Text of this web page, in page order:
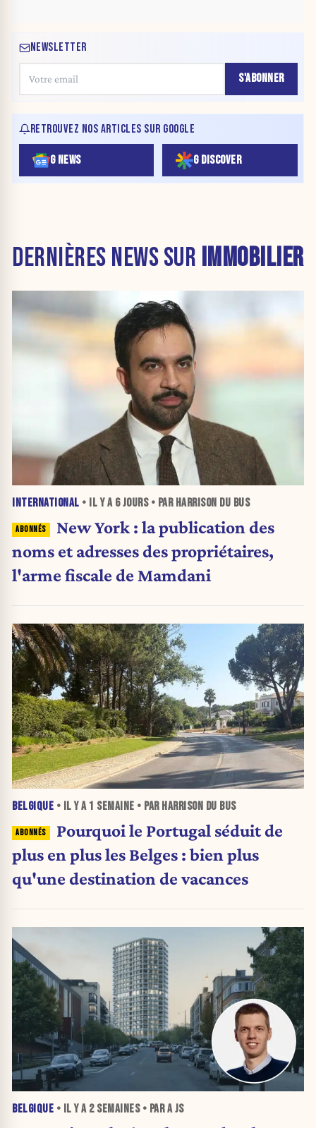
NEWSLETTER
S'ABONNER
RETROUVEZ NOS ARTICLES SUR GOOGLE
G NEWS G DISCOVER
DERNIÈRES NEWS SUR IMMOBILIER
INTERNATIONAL • IL Y A 6 JOURS• PAR HARRISON DU BUS
New York : la publication des
noms et adresses des propriétaires,
l'arme fiscale de Mamdani
BELGIQUE • IL Y A 1 SEMAINE • PAR HARRISON DU BUS
Pourquoi le Portugal séduit de
plus en plus les Belges : bien plus
qu'une destination de vacances
BELGIQUE • IL Y A 2 SEMAINES• PAR A JS